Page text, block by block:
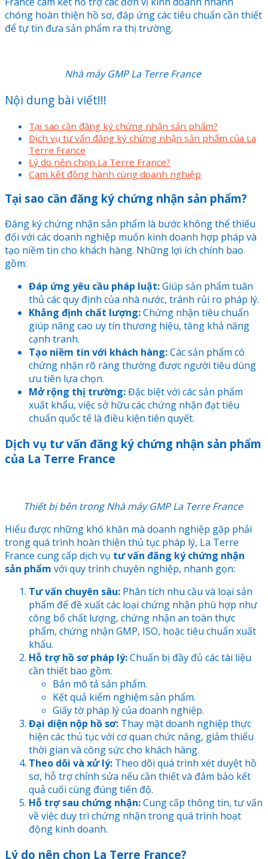
chóng hoàn thiện hồ sơ, đáp ứng các tiêu chuẩn cần thiết
để tự tin đưa sản phẩm ra thị trường.
Nhà máy GMP La Terre France
Nội dung bài viết!!!
Tại sao cần đăng ký chứng nhận sản phẩm?
Dịch vụ tư vấn đăng ký chứng nhận sản phẩm của La
Terre France
Lý do nên chọn La Terre France?
Cam kết đồng hành cùng doanh nghiệp
Tại sao cần đăng ký chứng nhận sản phẩm?
Đăng ký chứng nhận sản phẩm là bước không thể thiếu
đối với các doanh nghiệp muốn kinh doanh hợp pháp và
tạo niềm tin cho khách hàng. Những lợi ích chính bao
gồm:
Đáp ứng yêu cầu pháp luật:Giúp sản phẩm tuân
thủ các quy định của nhà nước, tránh rủi ro pháp lý.
Khẳng định chất lượng:Chứng nhận tiêu chuẩn
giúp nâng cao uy tín thương hiệu, tăng khả năng
cạnh tranh.
Tạo niềm tin với khách hàng:Các sản phẩm có
chứng nhận rõ ràng thường được người tiêu dùng
ưu tiên lựa chọn.
Mở rộng thị trường:Đặc biệt với các sản phẩm
xuất khẩu, việc sở hữu các chứng nhận đạt tiêu
chuẩn quốc tế là điều kiện tiên quyết.
Dịch vụ tư vấn đăng ký chứng nhận sản phẩm
của La Terre France
Thiết bị bên trongNhà máy GMP La Terre France
Hiểu được những khó khăn mà doanh nghiệp gặp phải
trong quá trình hoàn thiện thủ tục pháp lý, La Terre
France cung cấp dịch vụ tư vấn đăng ký chứng nhận
sản phẩm với quy trình chuyên nghiệp, nhanh gọn:
Tư vấn chuyên sâu: Phân tích nhu cầu và loại sản
phẩm để đề xuất các loại chứng nhận phù hợp như
công bố chất lượng, chứng nhận an toàn thực
phẩm, chứng nhận GMP, ISO, hoặc tiêu chuẩn xuất
khẩu.
Hỗ trợ hồ sơ pháp lý:Chuẩn bị đầy đủ các tài liệu
cần thiết bao gồm:
Bản mô tả sản phẩm.
Kết quả kiểm nghiệm sản phẩm.
Giấy tờ pháp lý của doanh nghiệp.
Đại diện nộp hồ sơ: Thay mặt doanh nghiệp thực
hiện các thủ tục với cơ quan chức năng, giảm thiểu
thời gian và công sức cho khách hàng.
Theo dõi và xử lý: Theo dõi quá trình xét duyệt hồ
sơ, hỗ trợ chỉnh sửa nếu cần thiết và đảm bảo kết
quả cuối cùng đúng tiến độ.
Hỗ trợ sau chứng nhận:Cung cấp thông tin, tư vấn
về việc duy trì chứng nhận trong quá trình hoạt
động kinh doanh.
Lý do nên chọn La Terre France?